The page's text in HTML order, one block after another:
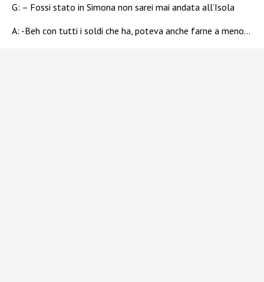
G: – Fossi stato in Simona non sarei mai andata all’Isola
A: -Beh con tutti i soldi che ha, poteva anche farne a meno…